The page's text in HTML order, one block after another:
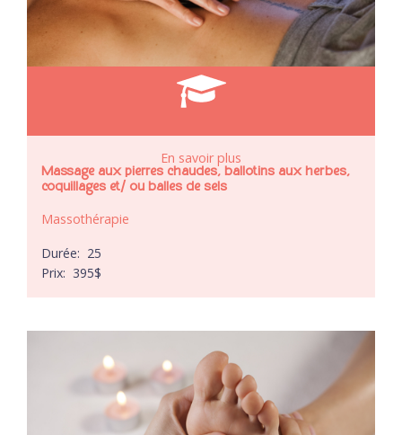
En savoir plus
Massage aux pierres chaudes, ballotins aux herbes,
coquillages et/ ou balles de sels
Massothérapie
Durée: 25
Prix: 395$